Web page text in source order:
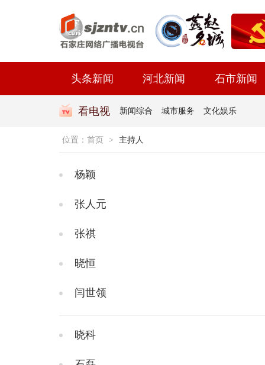
头条新闻 河北新闻 石市新闻
看电视 新闻综合 城市服务 文化娱乐
位置： 首页 > 主持人
杨颖
张人元
张祺
晓恒
闫世领
晓科